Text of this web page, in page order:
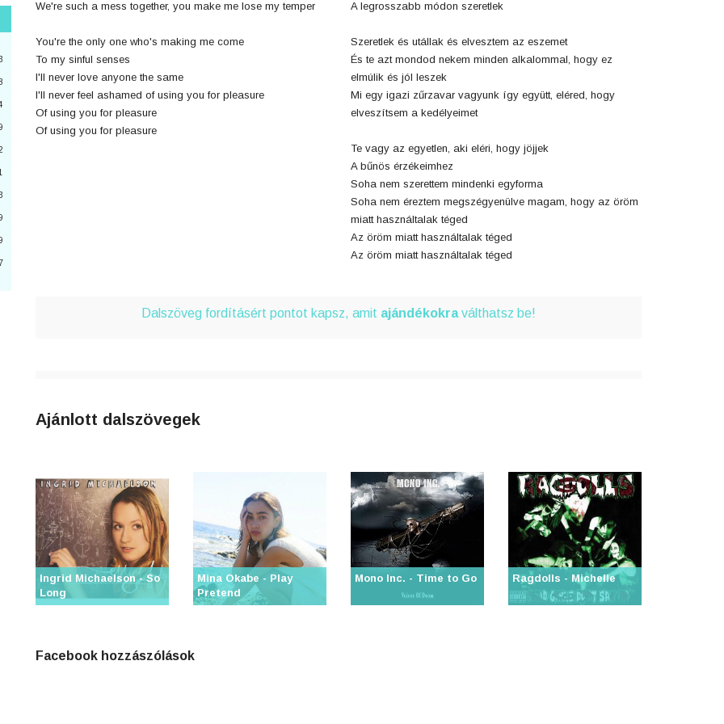
We're such a mess together, you make me lose my temper
You're the only one who's making me come
To my sinful senses
I'll never love anyone the same
I'll never feel ashamed of using you for pleasure
Of using you for pleasure
Of using you for pleasure
A legrosszabb módon szeretlek
Szeretlek és utállak és elvesztem az eszemet
És te azt mondod nekem minden alkalommal, hogy ez
elmúlik és jól leszek
Mi egy igazi zűrzavar vagyunk így együtt, eléred, hogy
elveszítsem a kedélyeimet
Te vagy az egyetlen, aki eléri, hogy jöjjek
A bűnös érzékeimhez
Soha nem szerettem mindenki egyforma
Soha nem éreztem megszégyenülve magam, hogy az öröm
miatt használtalak téged
Az öröm miatt használtalak téged
Az öröm miatt használtalak téged
Dalszöveg fordításért pontot kapsz, amit ajándékokraválthatsz be!
Ajánlott dalszövegek
Ingrid Michaelson - So
Long
Mina Okabe - Play
Pretend
Mono Inc. - Time to Go Ragdolls - Michelle
Facebook hozzászólások